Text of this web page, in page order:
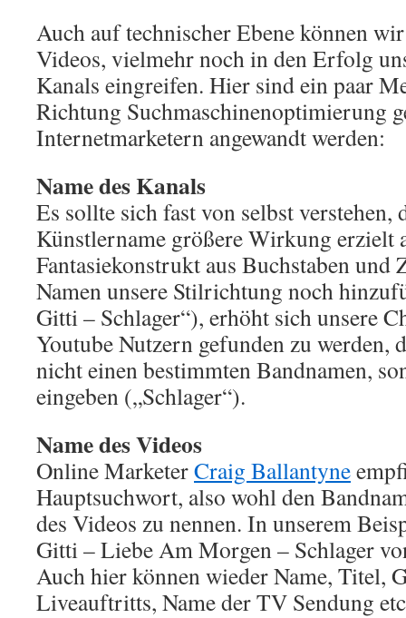
Auch auf technischer Ebene können
Videos, vielmehr noch in den Erfolg
Kanals eingreifen. Hier sind ein paar
Richtung Suchmaschinenoptimierung
Internetmarketern angewandt werden:
Name des Kanals
Es sollte sich fast von selbst verstehen,
Künstlername größere Wirkung erzielt
Fantasiekonstrukt aus Buchstaben und
Namen unsere Stilrichtung noch
Gitti – Schlager“), erhöht sich unsere
Youtube Nutzern gefunden zu werden,
nicht einen bestimmten Bandnamen,
eingeben („Schlager“).
Name des Videos
Online MarketerCraig Ballantyne
Hauptsuchwort, also wohl den
des Videos zu nennen. In unserem
Gitti – Liebe Am Morgen – Schlager
Auch hier können wieder Name, Titel,
Liveauftritts, Name der TV Sendung